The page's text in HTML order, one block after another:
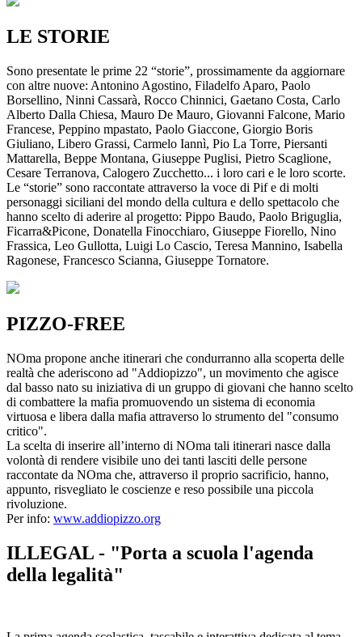
LE STORIE
Sono presentate le prime 22 “storie”, prossimamente da aggiornare
con altre nuove: Antonino Agostino, Filadelfo Aparo, Paolo
Borsellino, Ninni Cassarà, Rocco Chinnici, Gaetano Costa, Carlo
Alberto Dalla Chiesa, Mauro De Mauro, Giovanni Falcone, Mario
Francese, Peppino mpastato, Paolo Giaccone, Giorgio Boris
Giuliano, Libero Grassi, Carmelo Iannì, Pio La Torre, Piersanti
Mattarella, Beppe Montana, Giuseppe Puglisi, Pietro Scaglione,
Cesare Terranova, Calogero Zucchetto... i loro cari e le loro scorte.
Le “storie” sono raccontate attraverso la voce di Pif e di molti
personaggi siciliani del mondo della cultura e dello spettacolo che
hanno scelto di aderire al progetto: Pippo Baudo, Paolo Briguglia,
Ficarra&Picone, Donatella Finocchiaro, Giuseppe Fiorello, Nino
Frassica, Leo Gullotta, Luigi Lo Cascio, Teresa Mannino, Isabella
Ragonese, Francesco Scianna, Giuseppe Tornatore.
PIZZO-FREE
NOma propone anche itinerari che condurranno alla scoperta delle
realtà che aderiscono ad "Addiopizzo", un movimento che agisce
dal basso nato su iniziativa di un gruppo di giovani che hanno scelto
di combattere la mafia promuovendo un sistema di economia
virtuosa e libera dalla mafia attraverso lo strumento del "consumo
critico".
La scelta di inserire all’interno di NOma tali itinerari nasce dalla
volontà di rendere visibile uno dei tanti lasciti delle persone
raccontate da NOma che, attraverso il proprio sacrificio, hanno,
appunto, risvegliato le coscienze e reso possibile una piccola
rivoluzione.
Per info: www.addiopizzo.org
ILLEGAL - "Porta a scuola l'agenda
della legalità"